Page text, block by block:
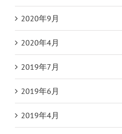
2020年9月
2020年4月
2019年7月
2019年6月
2019年4月